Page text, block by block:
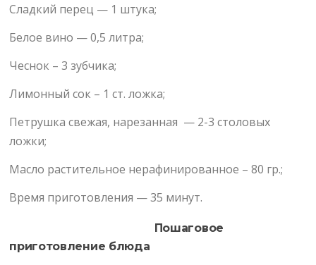
Сладкий перец — 1 штука;
Белое вино — 0,5 литра;
Чеснок – 3 зубчика;
Лимонный сок – 1 ст. ложка;
Петрушка свежая, нарезанная — 2-3 столовых
ложки;
Масло растительное нерафинированное – 80 гр.;
Время приготовления — 35 минут.
Пошаговое
приготовление блюда